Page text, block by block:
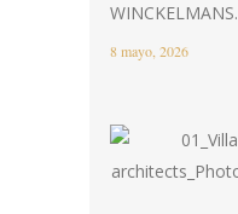
WINCKELMANS.
8 mayo, 2026